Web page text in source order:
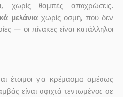
, χωρίς θαμπές αποχρώσεις.
μελάνια χωρίς οσμή, που δεν
— οι πίνακες είναι κατάλληλοι
έτοιμοι για κρέμασμα αμέσως
είναι σφιχτά τεντωμένος σε